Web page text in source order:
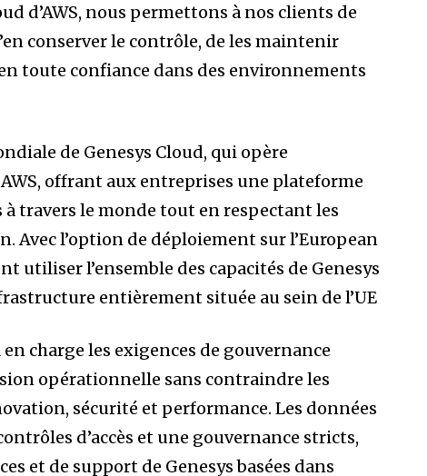
d’AWS, nous permettons à nos clients de
conserver le contrôle, de les maintenir
toute confiance dans des environnements
de Genesys Cloud, qui opère
offrant aux entreprises une plateforme
travers le monde tout en respectant les
Avec l’option de déploiement sur l’European
utiliser l’ensemble des capacités de Genesys
entièrement située au sein de l’UE
charge les exigences de gouvernance
opérationnelle sans contraindre les
sécurité et performance. Les données
d’accès et une gouvernance stricts,
et de support de Genesys basées dans